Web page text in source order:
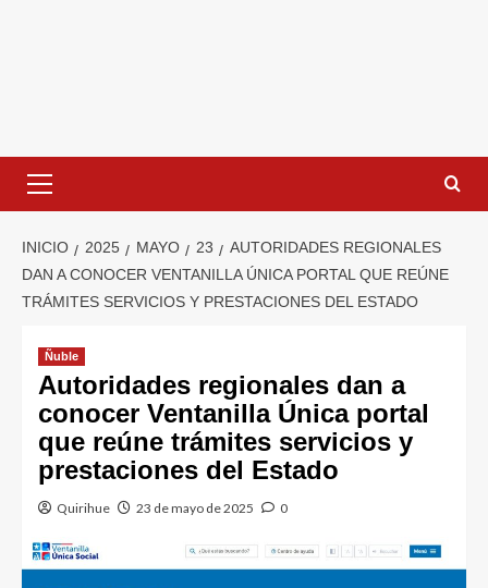
INICIO 2025 MAYO 23
AUTORIDADES REGIONALES
DAN A CONOCER VENTANILLA ÚNICA PORTAL QUE REÚNE
TRÁMITES SERVICIOS Y PRESTACIONES DEL ESTADO
Ñuble
Autoridades regionales dan a
conocer Ventanilla Única portal
que reúne trámites servicios y
prestaciones del Estado
Quirihue 23 de mayo de 2025 0